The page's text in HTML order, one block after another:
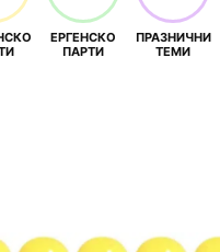
ЕРГЕНСКО
ПАРТИ
ПРАЗНИЧНИ
ТЕМИ